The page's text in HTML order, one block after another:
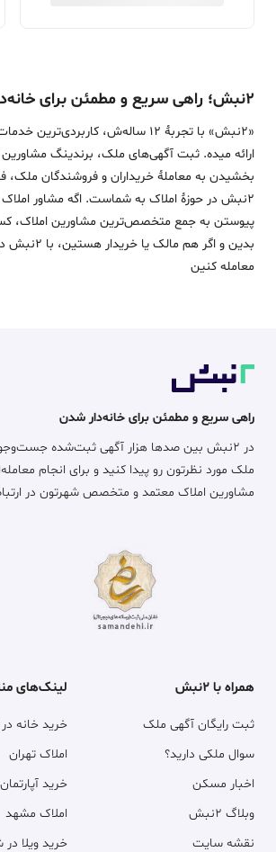
۲نبش؛ راهی سریع و مطمئن برای خانه‌دار شدن
«2نبش» با تجربۀ 12 ساله‌ش،
ارائه میده. ثبت آگهی‌های ملک، برندینگ
بخشیدن به معاملۀ خریداران و فروشندگان
2نبش در حوزۀ املاک به شماست. اگه مشاور
پیوستن به جمع متخصص‌ترین مشاورین املاک،
بدین و اگر هم
معامله‌ کنین
راهی سریع و مطمئن برای خانه‌دار شدن
در ۲نبش بین صدها هزار آگهی ثبت‌شده
ملک مورد نظرتون رو پیدا کنید و برای انجام
مشاورین املاک معتمد و متخصص شهرتون در
همراه با ۲نبش
ثبت رایگان آگهی ملک
سوال ملکی دارید؟
اخبار مسکن
وبلاگ ۲نبش
نقشه سایت
لینک‌های
خرید خانه
املاک تهران
خرید
املاک مشهد
خرید ویلا